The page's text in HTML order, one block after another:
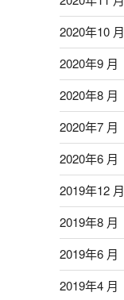
2020年10 月
2020年9 月
2020年8 月
2020年7 月
2020年6 月
2019年12 月
2019年8 月
2019年6 月
2019年4 月